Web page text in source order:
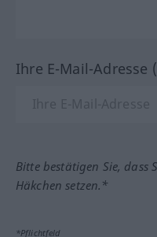
Ihre E-Mail-Adresse
Bitte bestätigen Sie, dass
Häkchen setzen.*
*Pflichtfeld